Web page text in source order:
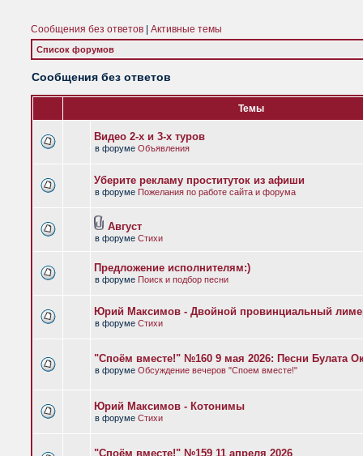
Сообщения без ответов Активные темы
Список форумов
Сообщения без ответов
Темы
Видео 2-х и 3-х туров
в форуме Объявления
Уберите рекламу проституток из афиши
в форуме Пожелания по работе сайта и форума
Август
в форуме Стихи
Предложение исполнителям:)
в форуме Поиск и подбор песни
Юрий Максимов - Двойной провинциальный
в форуме Стихи
"Споём вместе!" №160 9 мая 2026: Песни Булата
в форуме Обсуждение вечеров "Споем вместе!"
Юрий Максимов - Котонимы
в форуме Стихи
"Споём вместе!" №159 11 апреля 2026